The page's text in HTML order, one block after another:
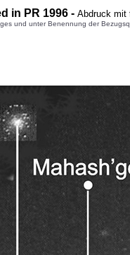
in PR 1996 - Abdruck mit
und unter Benennung der